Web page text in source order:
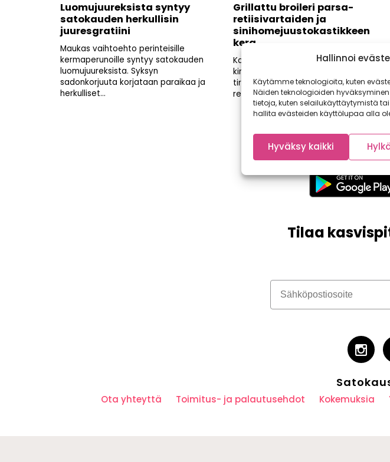
Hallinnoi
Käytämme teknologioita, kuten
Näiden teknologioiden
tietoja, kuten selailukäyttäytymistä
hallita evästeiden käyttölupaa alla
Hyväksy kaikki
Luomujuureksista syntyy
satokauden herkullisin
juuresgratiini
Maukas vaihtoehto perinteisille
kermaperunoille syntyy satokauden
luomujuureksista. Syksyn
sadonkorjuuta korjataan paraikaa ja
herkulliset...
Grillattu broileri parsa-
retiisivartaiden ja
sinihomejuustokastikkeen
kera
Kaupallinen yhteistyö: Weber Järvi
kimmeltää kesäillan valossa ja grillissä
tirisee kokonainen broileri parsa-
retiisivartaiden...
Tilaa
Ota yhteyttä Toimitus- ja palautusehdot Kokemuksia